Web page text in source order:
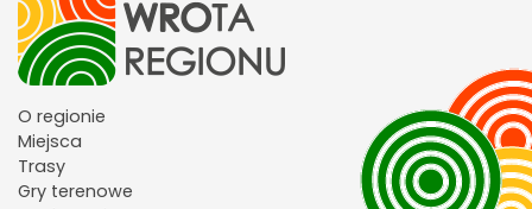
O regionie
Miejsca
Trasy
Gry terenowe